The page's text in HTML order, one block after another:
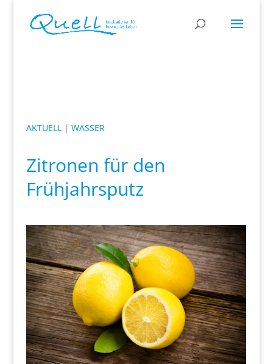
AKTUELL| WASSER
Zitronen für den
Frühjahrsputz